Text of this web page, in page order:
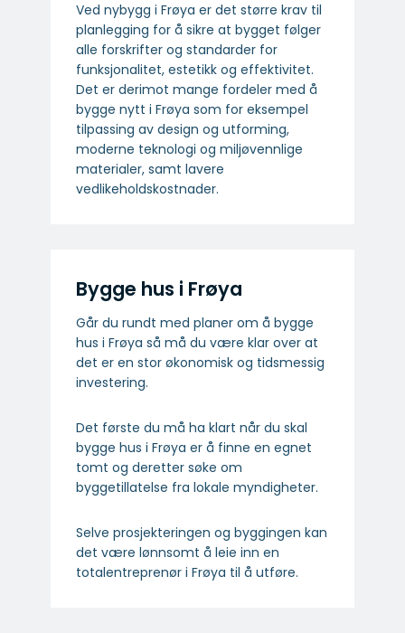
Ved nybygg i Frøya er det større krav til
planlegging for å sikre at bygget følger
alle forskrifter og standarder for
funksjonalitet, estetikk og effektivitet.
Det er derimot mange fordeler med å
bygge nytt i Frøya som for eksempel
tilpassing av design og utforming,
moderne teknologi og miljøvennlige
materialer, samt lavere
vedlikeholdskostnader.
Bygge hus i Frøya
Går du rundt med planer om å bygge
hus i Frøya så må du være klar over at
det er en stor økonomisk og tidsmessig
investering.
Det første du må ha klart når du skal
bygge hus i Frøya er å finne en egnet
tomt og deretter søke om
byggetillatelse fra lokale myndigheter.
Selve prosjekteringen og byggingen kan
det være lønnsomt å leie inn en
totalentreprenør i Frøya til å utføre.